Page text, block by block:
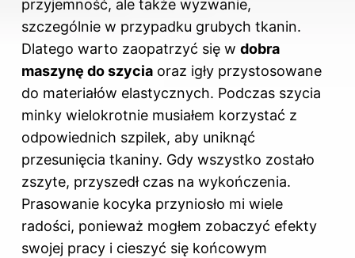
przyjemność, ale także wyzwanie,
szczególnie w przypadku grubych tkanin.
Dlatego warto zaopatrzyć się w dobra
maszynę do szycia oraz igły przystosowane
do materiałów elastycznych. Podczas szycia
minky wielokrotnie musiałem korzystać z
odpowiednich szpilek, aby uniknąć
przesunięcia tkaniny. Gdy wszystko zostało
zszyte, przyszedł czas na wykończenia.
Prasowanie kocyka przyniosło mi wiele
radości, ponieważ mogłem zobaczyć efekty
swojej pracy i cieszyć się końcowym